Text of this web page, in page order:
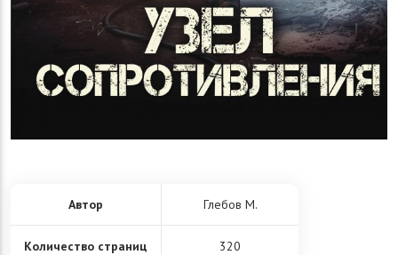
Автор Глебов М.
Количество страниц 320